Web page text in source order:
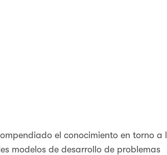
el conocimiento en torno a
modelos de desarrollo de problemas